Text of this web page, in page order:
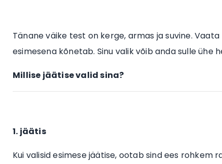
Tänane väike test on kerge, armas ja suvine.
esimesena kõnetab. Sinu valik võib anda sulle ühe
Millise jäätise valid sina?
1. jäätis
Kui valisid esimese jäätise, ootab sind ees rohkem